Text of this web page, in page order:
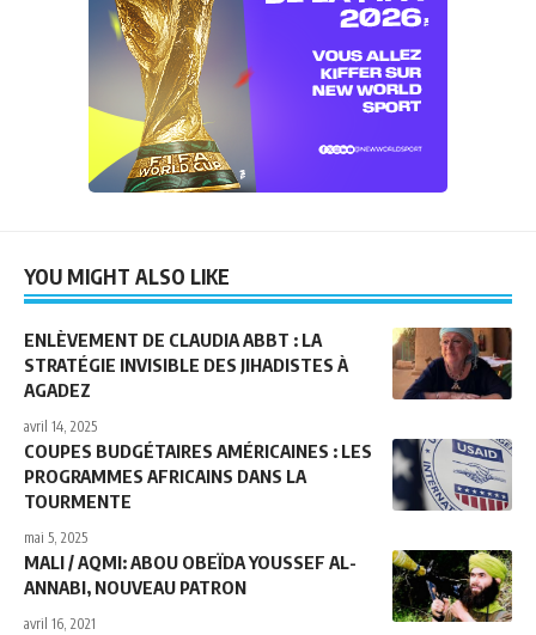
YOU MIGHT ALSO LIKE
ENLÈVEMENT DE CLAUDIA ABBT : LA
STRATÉGIE INVISIBLE DES JIHADISTES À
AGADEZ
avril 14, 2025
COUPES BUDGÉTAIRES AMÉRICAINES : LES
PROGRAMMES AFRICAINS DANS LA
TOURMENTE
mai 5, 2025
MALI / AQMI: ABOU OBEÏDA YOUSSEF AL-
ANNABI, NOUVEAU PATRON
avril 16, 2021